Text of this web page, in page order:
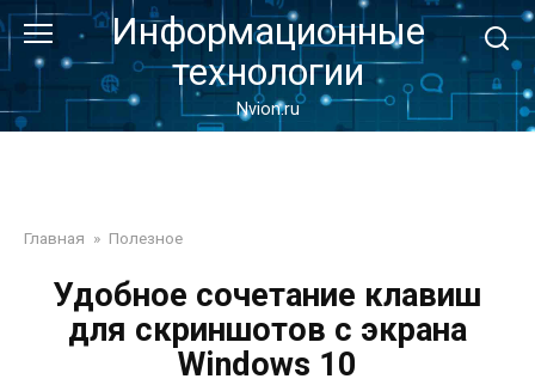
Перейти
к
контенту
Информационные
технологии
Nvion.ru
Главная » Полезное
Удобное сочетание клавиш
для скриншотов с экрана
Windows 10